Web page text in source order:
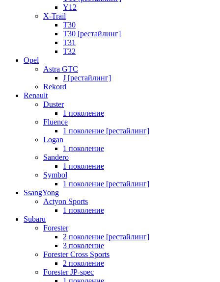
Y12
X-Trail
T30
T30 [рестайлинг]
T31
T32
Opel
Astra GTC
J [рестайлинг]
Rekord
Renault
Duster
1 поколение
Fluence
1 поколение [рестайлинг]
Logan
1 поколение
Sandero
1 поколение
Symbol
1 поколение [рестайлинг]
SsangYong
Actyon Sports
1 поколение
Subaru
Forester
2 поколение [рестайлинг]
3 поколение
Forester Cross Sports
2 поколение
Forester JP-spec